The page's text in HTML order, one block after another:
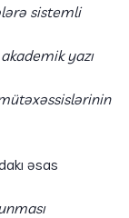
sistemli
yazı
əsas